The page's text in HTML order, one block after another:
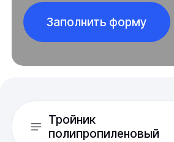
Заполнить форму
Тройник
полипропиленовый